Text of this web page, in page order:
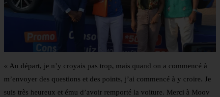
« Au départ, je n’y croyais pas trop, mais quand on a commencé à
m’envoyer des questions et des points, j’ai commencé à y croire. Je
suis très heureux et ému d’avoir remporté la voiture. Merci à Moov